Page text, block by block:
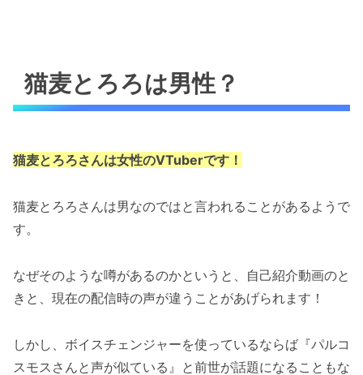
猫麦とろろは男性？
猫麦とろろさんは女性のVTuberです！
猫麦とろろさんは男なのではと言われることがあるようで
す。
なぜそのような噂があるのかというと、自己紹介動画のと
きと、現在の配信時の声が違うことがあげられます！
しかし、ボイスチェンジャーを使っているならば『パルコ
スモスさんと声が似ている』と前世が話題になることもな